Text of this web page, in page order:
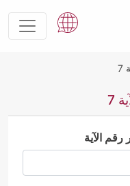
7
رقم الآية